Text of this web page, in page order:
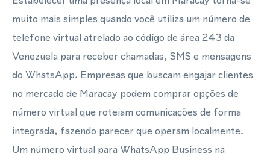
muito mais simples quando você utiliza um número de
telefone virtual atrelado ao código de área 243 da
Venezuela para receber chamadas, SMS e mensagens
do WhatsApp. Empresas que buscam engajar clientes
no mercado de Maracay podem comprar opções de
número virtual que roteiam comunicações de forma
integrada, fazendo parecer que operam localmente.
Um número virtual para WhatsApp Business na